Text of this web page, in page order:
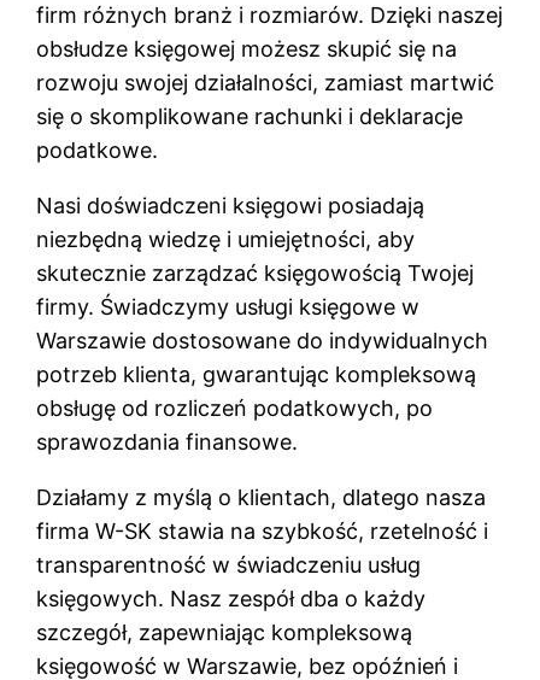
firm różnych branż i rozmiarów. Dzięki naszej
obsłudze księgowej możesz skupić się na
rozwoju swojej działalności, zamiast martwić
się o skomplikowane rachunki i deklaracje
podatkowe.
Nasi doświadczeni księgowi posiadają
niezbędną wiedzę i umiejętności, aby
skutecznie zarządzać księgowością Twojej
firmy. Świadczymy usługi księgowe w
Warszawie dostosowane do indywidualnych
potrzeb klienta, gwarantując kompleksową
obsługę od rozliczeń podatkowych, po
sprawozdania finansowe.
Działamy z myślą o klientach, dlatego nasza
firma W-SK stawia na szybkość, rzetelność i
transparentność w świadczeniu usług
księgowych. Nasz zespół dba o każdy
szczegół, zapewniając kompleksową
księgowość w Warszawie, bez opóźnień i